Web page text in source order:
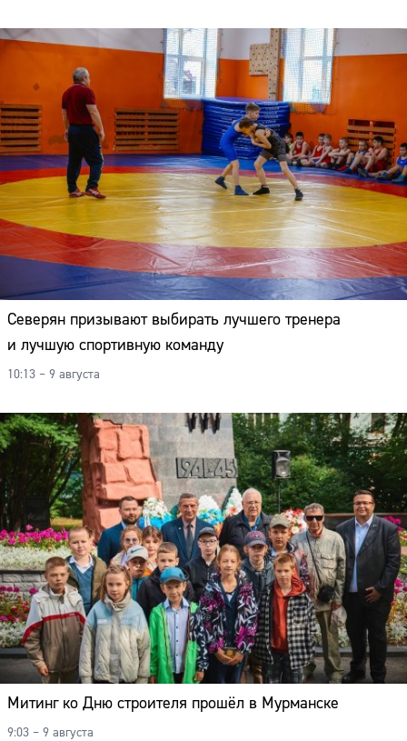
Северян призывают выбирать лучшего тренера
и лучшую спортивную команду
10:13 – 9 августа
Митинг ко Дню строителя прошёл в Мурманске
9:03 – 9 августа
Сайт: